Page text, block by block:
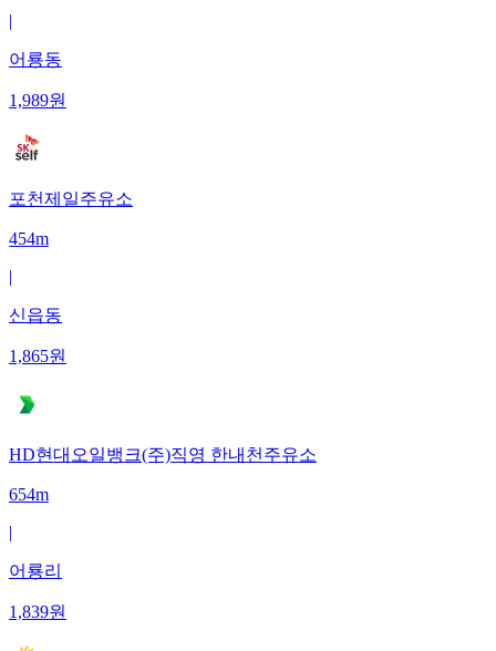
|
어룡동
1,989원
포천제일주유소
454m
|
신읍동
1,865원
HD현대오일뱅크(주)직영 한내천주유소
654m
|
어룡리
1,839원